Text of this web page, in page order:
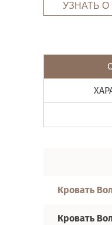
УЗНАТЬ
Кровать
Кровать